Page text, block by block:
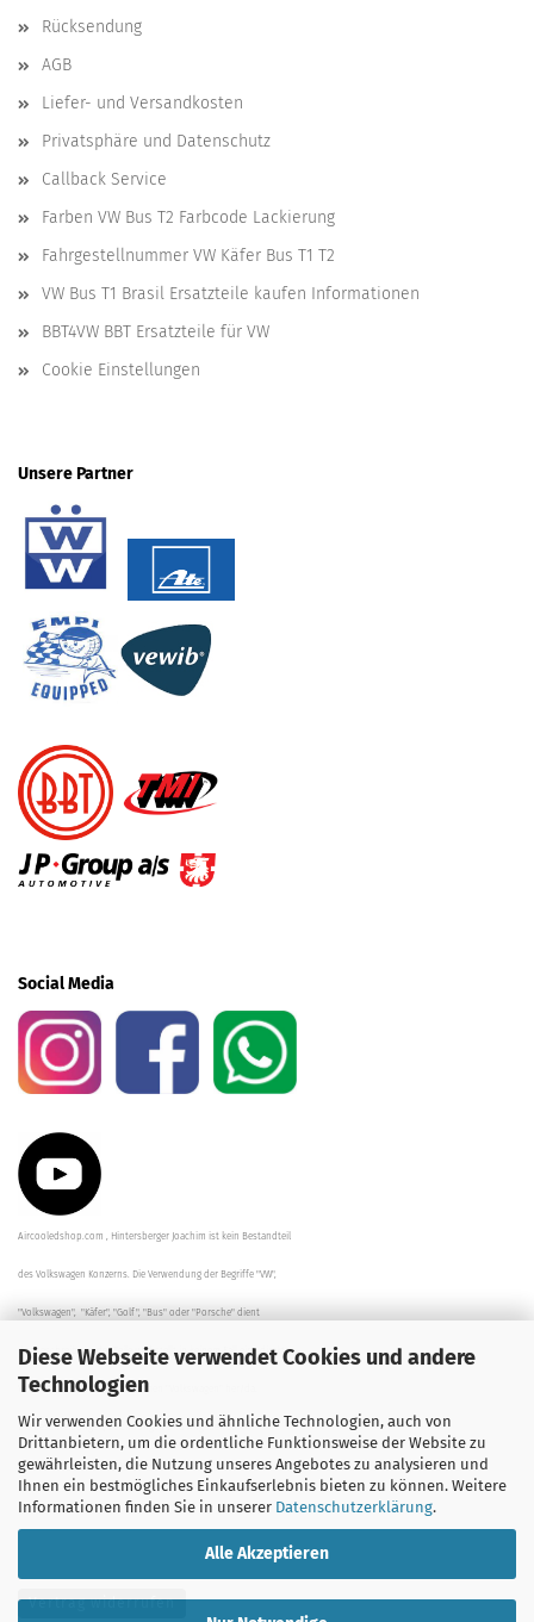
Diese Webseite verwendet Cookies und andere
Technologien
Wir verwenden Cookies und ähnliche Technologien, auch von
Drittanbietern, um die ordentliche Funktionsweise der Website zu
gewährleisten, die Nutzung unseres Angebotes zu analysieren und
Ihnen ein bestmögliches Einkaufserlebnis bieten zu können. Weitere
Informationen finden Sie in unserer Datenschutzerklärung.
Alle Akzeptieren
Rücksendung
AGB
Liefer- und Versandkosten
Privatsphäre und Datenschutz
Callback Service
Farben VW Bus T2 Farbcode Lackierung
Fahrgestellnummer VW Käfer Bus T1 T2
VW Bus T1 Brasil Ersatzteile kaufen Informationen
BBT4VW BBT Ersatzteile für VW
Cookie Einstellungen
Unsere Partner
Social Media
Aircooledshop.com , Hintersberger Joachim ist kein Bestandteil
des Volkswagen Konzerns. Die Verwendung der Begriffe "VW",
"Volkswagen", "Käfer", "Golf", "Bus" oder "Porsche" dient
der Beschreibung der Teile und stellt in keinem Fall eine direkte
Verbindung zu dem Unternehmen "Volkswagen" her/da.
Die Beschreibungen, Zeichnungen und Angaben zur
Verwendung sind sorgfältig überprüft worden.
Vertrag widerrufen